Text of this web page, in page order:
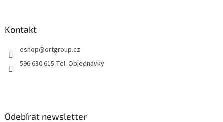
Kontakt
eshop@ortgroup.cz
596 630 615 Tel. Objednávky
Odebírat newsletter